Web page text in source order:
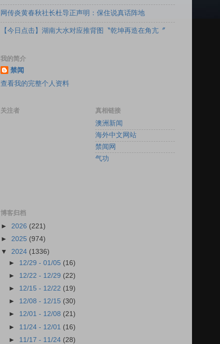
网传炎黄春秋社长杜导正声明：保住说真话阵地
【今日点击】湖南大水对应推背图〝乾坤再造在角亢〞
我的简介
禁闻
查看我的完整个人资料
关注者
真相链接
澳洲新闻
海外中文网站
禁闻网
气功
博客归档
► 2026 (221)
► 2025 (974)
▼ 2024 (1336)
► 12/29 - 01/05 (16)
► 12/22 - 12/29 (22)
► 12/15 - 12/22 (19)
► 12/08 - 12/15 (30)
► 12/01 - 12/08 (21)
► 11/24 - 12/01 (16)
► 11/17 - 11/24 (28)